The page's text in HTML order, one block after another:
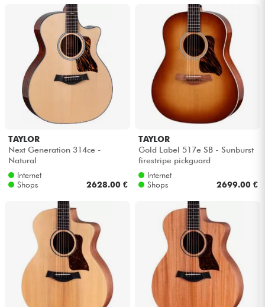
TAYLOR
Next Generation 314ce -
Natural
Internet
Shops
2628.00 €
TAYLOR
Gold Label 517e SB - Sunburst
firestripe pickguard
Internet
Shops
2699.00 €